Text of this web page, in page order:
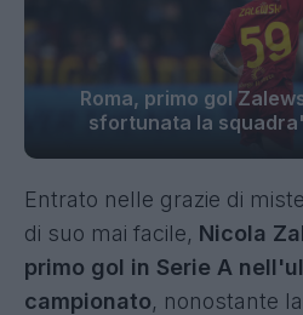
Roma, primo gol
sfortunata la
Entrato nelle grazie di
di suo mai facile, Nicola
primo gol in Serie A
campionato, nonostante